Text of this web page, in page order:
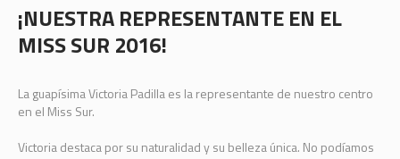
¡NUESTRA REPRESENTANTE EN EL
MISS SUR 2016!
La guapísima Victoria Padilla es la representante de nuestro centro
en el Miss Sur.
Victoria destaca por su naturalidad y su belleza única. No podíamos